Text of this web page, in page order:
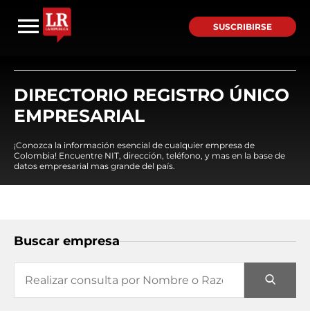
SUSCRIBIRSE
DIRECTORIO REGISTRO ÚNICO
EMPRESARIAL
¡Conozca la información esencial de cualquier empresa de
Colombia! Encuentre NIT, dirección, teléfono, y mas en la base de
datos empresarial mas grande del país.
Buscar empresa